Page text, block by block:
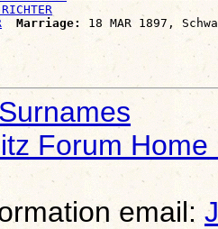
Marriage:
Forum Home
email: